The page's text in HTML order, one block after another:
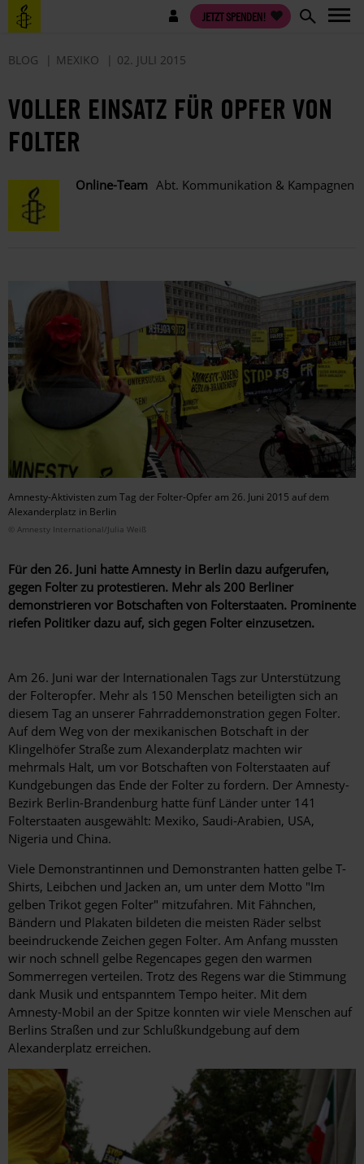
Direkt
zum
Benutzermenü JETZT SPENDEN!
BLOG MEXIKO 02. JULI 2015
VOLLER EINSATZ FÜR OPFER VON
FOLTER
Online-Team Abt. Kommunikation & Kampagnen
Amnesty-Aktivisten zum Tag der Folter-Opfer am 26. Juni 2015 auf dem
Alexanderplatz in Berlin
© Amnesty International/Julia Weiß
Für den 26. Juni hatte Amnesty in Berlin dazu aufgerufen,
gegen Folter zu protestieren. Mehr als 200 Berliner
demonstrieren vor Botschaften von Folterstaaten. Prominente
riefen Politiker dazu auf, sich gegen Folter einzusetzen.
Am 26. Juni war der Internationalen Tags zur Unterstützung
der Folteropfer. Mehr als 150 Menschen beteiligten sich an
diesem Tag an unserer Fahrraddemonstration gegen Folter.
Auf dem Weg von der mexikanischen Botschaft in der
Klingelhöfer Straße zum Alexanderplatz machten wir
mehrmals Halt, um vor Botschaften von Folterstaaten auf
Kundgebungen das Ende der Folter zu fordern. Der Amnesty-
Bezirk Berlin-Brandenburg hatte fünf Länder unter 141
Folterstaaten ausgewählt: Mexiko, Saudi-Arabien, USA,
Nigeria und China.
Viele Demonstrantinnen und Demonstranten hatten gelbe T-
Shirts, Leibchen und Jacken an, um unter dem Motto "Im
gelben Trikot gegen Folter" mitzufahren. Mit Fähnchen,
Bändern und Plakaten bildeten die meisten Räder selbst
beeindruckende Zeichen gegen Folter. Am Anfang mussten
wir noch schnell gelbe Regencapes gegen den warmen
Sommerregen verteilen. Trotz des Regens war die Stimmung
dank Musik und entspanntem Tempo heiter. Mit dem
Amnesty-Mobil an der Spitze konnten wir viele Menschen auf
Berlins Straßen und zur Schlußkundgebung auf dem
Alexanderplatz erreichen.